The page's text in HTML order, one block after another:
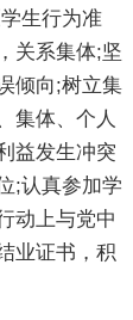
生行为准
关系集体;坚
倾向;树立集
集体、个人
益发生冲突
;认真参加学
动上与党中
业证书，积